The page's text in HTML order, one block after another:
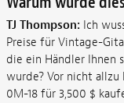
TJ Thompson: Ich
Preise für Vintage-
die ein Händler Ihnen
wurde? Vor nicht
0M-18 für 3,500 $